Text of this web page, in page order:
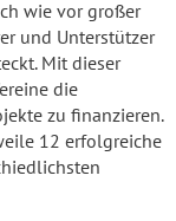
wie vor großer
und Unterstützer
Mit dieser
die
zu finanzieren.
12 erfolgreiche